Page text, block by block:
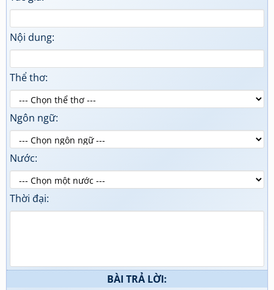
Nội dung:
Thể thơ:
Ngôn ngữ:
Nước:
Thời đại:
BÀI TRẢ LỜI: